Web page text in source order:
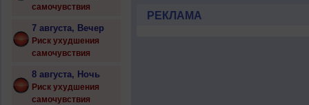
самочувствия
7 августа, Вечер
Риск ухудшения
самочувствия
8 августа, Ночь
Риск ухудшения
самочувствия
РЕКЛАМА